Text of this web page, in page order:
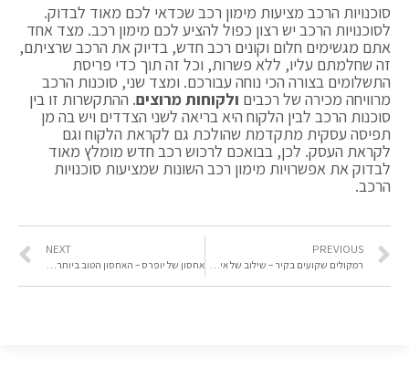
סוכנויות הרכב מציעות מימון רכב שכדאי לכם מאוד לבדוק.
לסוכנויות הרכב יש רצון כפול להציע לכם מימון רכב. מצד אחד
אתם מגשימים חלום וקונים רכב חדש, בדיוק את הרכב שרציתם,
זה שחלמתם עליו, ללא פשרות, וכל זה תוך כדי פריסת
התשלומים בצורה הכי נוחה עבורכם. ומצד שני, סוכנות הרכב
מרוויחה מכירה של רכבים ולקוחות מרוצים. ההתקשרות זו בין
סוכנות הרכב לבין הלקוח היא בריאה לשני הצדדים ויש בה מן
תפיסה עסקית מתקדמת שהולכת גם לקראת הלקוח וגם
לקראת העסק. לכן, בבואכם לרכוש רכב חדש מומלץ מאוד
לבדוק את אפשרויות מימון רכב השונות שמציעות סוכנויות
הרכב.
PREVIOUS
רמקולים שקועים בקיר – שילוב של איכות צליל ועיצוב
NEXT
אחסון של יופרס – האחסון הטוב ביותר לאתר שלך